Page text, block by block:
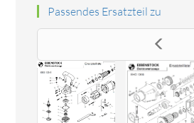
Passendes Ersatzteil zu